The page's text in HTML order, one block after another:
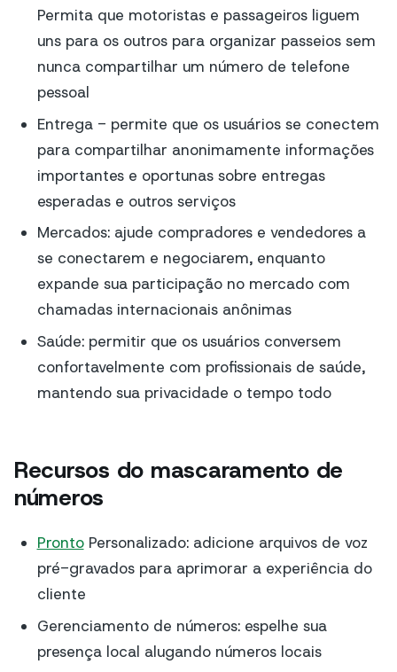
Permita que motoristas e passageiros liguem
uns para os outros para organizar passeios sem
nunca compartilhar um número de telefone
pessoal
Entrega - permite que os usuários se conectem
para compartilhar anonimamente informações
importantes e oportunas sobre entregas
esperadas e outros serviços
Mercados: ajude compradores e vendedores a
se conectarem e negociarem, enquanto
expande sua participação no mercado com
chamadas internacionais anônimas
Saúde: permitir que os usuários conversem
confortavelmente com profissionais de saúde,
mantendo sua privacidade o tempo todo
Recursos do mascaramento de
números
ProntoPersonalizado: adicione arquivos de voz
pré-gravados para aprimorar a experiência do
cliente
Gerenciamento de números: espelhe sua
presença local alugando números locais